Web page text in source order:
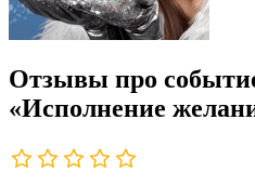
Отзывы про
«Исполнение